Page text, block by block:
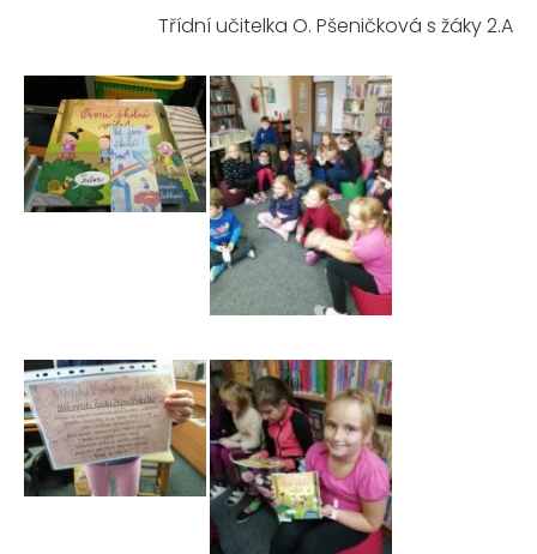
Třídní učitelka O. Pšeničková s žáky 2.A